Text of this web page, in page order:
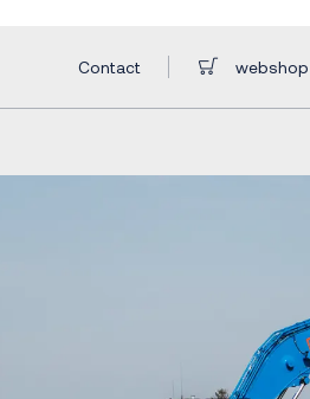
Contact webshop